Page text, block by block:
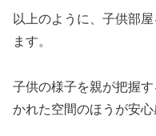
以上のように、子供部
ます。
子供の様子を親が把握
かれた空間のほうが安心